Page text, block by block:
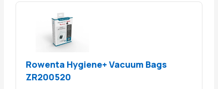
Rowenta Hygiene+ Vacuum Bags
ZR200520